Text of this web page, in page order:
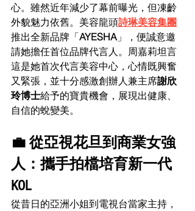
心。雖然近年減少了幕前曝光，但凍齡
外貌魅力依舊。美容龍頭詩琳美容集團
推出全新品牌「AYESHA 」，便誠意邀
請她擔任首位品牌代言人。周嘉莉坦言
這是她首次代言美容中心，心情既興奮
又緊張，並十分感激創辦人兼主席謝欣
玲博士給予的寶貴機會，展現出健康、
自信的蛻變美。
💼 從亞視花旦到商業女強
人：攜手拍檔培育新一代
KOL
從昔日的亞洲小姐到電視台當家主持，